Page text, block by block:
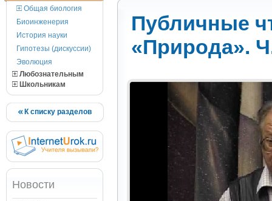
Общая биология
Биоинженерия
История науки
Гипотезы (дискуссии)
Эволюция
Любознательным
Школьникам
К списку разделов
Новости
Публичные
«Природа».